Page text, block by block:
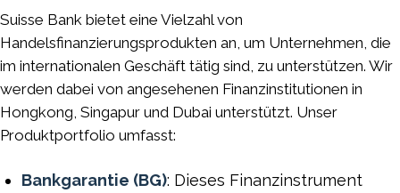
Suisse Bank bietet eine Vielzahl von
Handelsfinanzierungsprodukten an, um Unternehmen, die
im internationalen Geschäft tätig sind, zu unterstützen. Wir
werden dabei von angesehenen Finanzinstitutionen in
Hongkong, Singapur und Dubai unterstützt. Unser
Produktportfolio umfasst:
Bankgarantie (BG): Dieses Finanzinstrument